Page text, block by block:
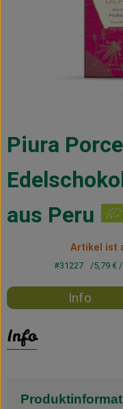
Vorratskammer
Über uns
Lieferservice
Neues vom Hof
Piura
aus Peru
Artikel ist
#31227 5,79 € /
Info
Info